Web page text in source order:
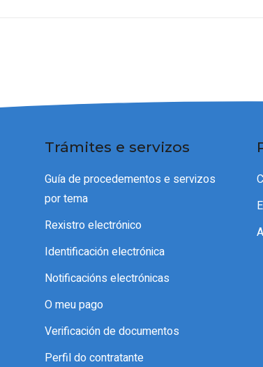
Trámites e servizos
Guía de procedementos e servizos
por tema
Rexistro electrónico
Identificación electrónica
Notificacións electrónicas
O meu pago
Verificación de documentos
Perfil do contratante